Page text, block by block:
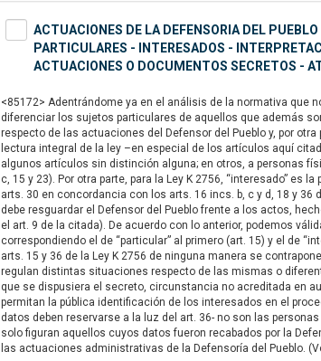
ACTUACIONES DE LA DEFENSORIA DEL
PARTICULARES - INTERESADOS -
ACTUACIONES O DOCUMENTOS SECRETOS -
<85172> Adentrándome ya en el análisis de la normativa que
diferenciar los sujetos particulares de aquellos que además
respecto de las actuaciones del Defensor del Pueblo y, por
lectura integral de la ley –en especial de los artículos aquí
algunos artículos sin distinción alguna; en otros, a personas
c, 15 y 23). Por otra parte, para la Ley K 2756, “interesado”
arts. 30 en concordancia con los arts. 16 incs. b, c y d, 18 y
debe resguardar el Defensor del Pueblo frente a los actos,
el art. 9 de la citada). De acuerdo con lo anterior, podemos
correspondiendo el de “particular” al primero (art. 15) y el de
arts. 15 y 36 de la Ley K 2756 de ninguna manera se
regulan distintas situaciones respecto de las mismas o
que se dispusiera el secreto, circunstancia no acreditada en
permitan la pública identificación de los interesados en el
datos deben reservarse a la luz del art. 36- no son las
solo figuran aquellos cuyos datos fueron recabados por la
las actuaciones administrativas de la Defensoría del Pueblo.